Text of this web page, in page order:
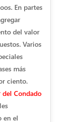
En partes
del valor
Varios
más
ciento.
del Condado
en el